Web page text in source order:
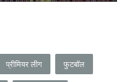
प्रीमियर लीग फुटबॉल